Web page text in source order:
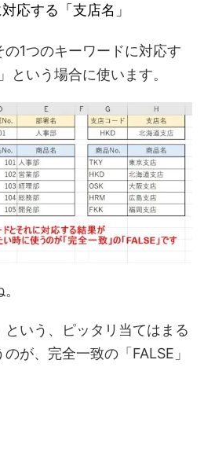
応する「支店名」
1つのキーワードに対応す
という場合に使います。
という、ピッタリ当てはまる
が、完全一致の「FALSE」